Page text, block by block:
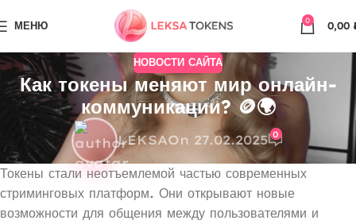
МЕНЮ 0 0,00
НОВОСТИ САЙТА
Как токены меняют мир онлайн-
коммуникации? 🪙🌍
LEKSAOn 27.02.2025 0
Токены стали неотъемлемой частью современных
стриминговых платформ. Они открывают новые
возможности для общения между пользователями и